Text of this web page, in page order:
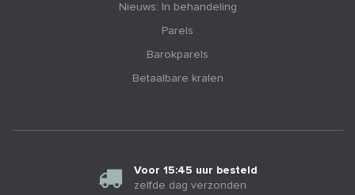
Nieuws: In behandeling
Parels
Barokparels
Betaalbare kralen
Voor 15:45 uur besteld
zelfde dag verzonden